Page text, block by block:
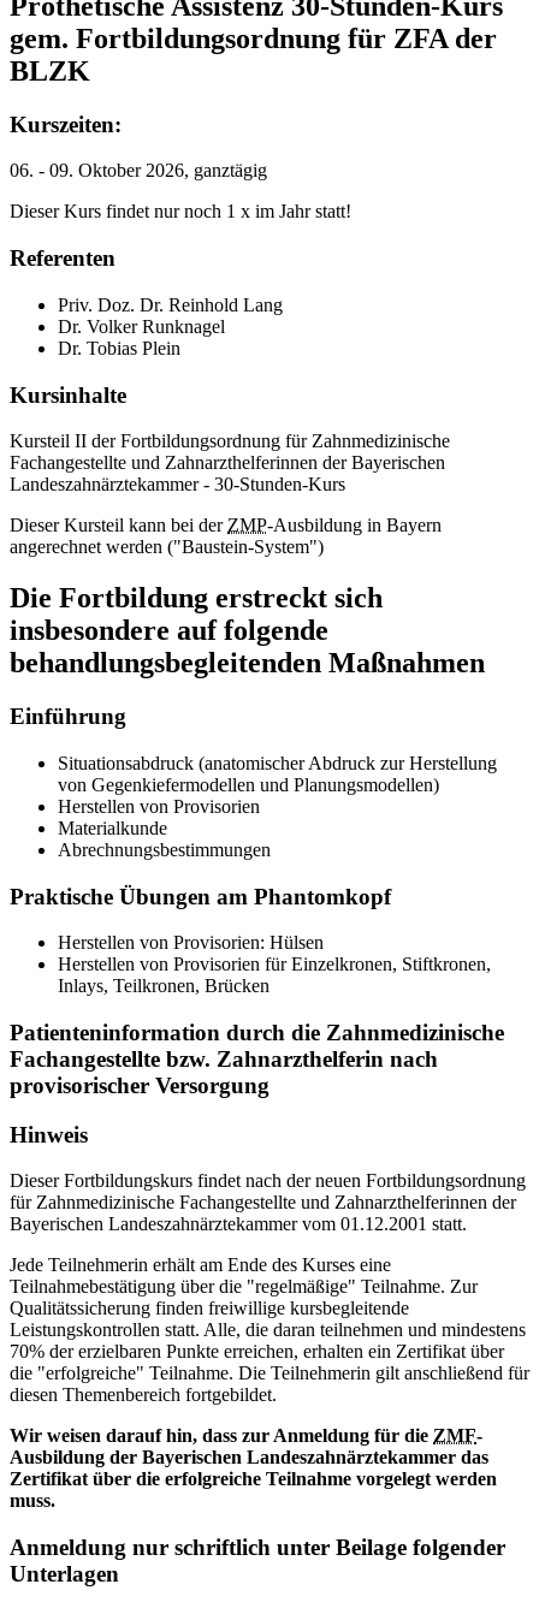
gem. Fortbildungsordnung für ZFA der
BLZK
Kurszeiten:
06. - 09. Oktober 2026, ganztägig
Dieser Kurs findet nur noch 1 x im Jahr statt!
Referenten
Priv. Doz. Dr. Reinhold Lang
Dr. Volker Runknagel
Dr. Tobias Plein
Kursinhalte
Kursteil II der Fortbildungsordnung für Zahnmedizinische
Fachangestellte und Zahnarzthelferinnen der Bayerischen
Landeszahnärztekammer - 30-Stunden-Kurs
Dieser Kursteil kann bei der ZMP-Ausbildung in Bayern
angerechnet werden ("Baustein-System")
Die Fortbildung erstreckt sich
insbesondere auf folgende
behandlungsbegleitenden Maßnahmen
Einführung
Situationsabdruck (anatomischer Abdruck zur Herstellung
von Gegenkiefermodellen und Planungsmodellen)
Herstellen von Provisorien
Materialkunde
Abrechnungsbestimmungen
Praktische Übungen am Phantomkopf
Herstellen von Provisorien: Hülsen
Herstellen von Provisorien für Einzelkronen, Stiftkronen,
Inlays, Teilkronen, Brücken
Patienteninformation durch die Zahnmedizinische
Fachangestellte bzw. Zahnarzthelferin nach
provisorischer Versorgung
Hinweis
Dieser Fortbildungskurs findet nach der neuen Fortbildungsordnung
für Zahnmedizinische Fachangestellte und Zahnarzthelferinnen der
Bayerischen Landeszahnärztekammer vom 01.12.2001 statt.
Jede Teilnehmerin erhält am Ende des Kurses eine
Teilnahmebestätigung über die "regelmäßige" Teilnahme. Zur
Qualitätssicherung finden freiwillige kursbegleitende
Leistungskontrollen statt. Alle, die daran teilnehmen und mindestens
70% der erzielbaren Punkte erreichen, erhalten ein Zertifikat über
die "erfolgreiche" Teilnahme. Die Teilnehmerin gilt anschließend für
diesen Themenbereich fortgebildet.
Wir weisen darauf hin, dass zur Anmeldung für die ZMF-
Ausbildung der Bayerischen Landeszahnärztekammer das
Zertifikat über die erfolgreiche Teilnahme vorgelegt werden
muss.
Anmeldung nur schriftlich unter Beilage folgender
Unterlagen